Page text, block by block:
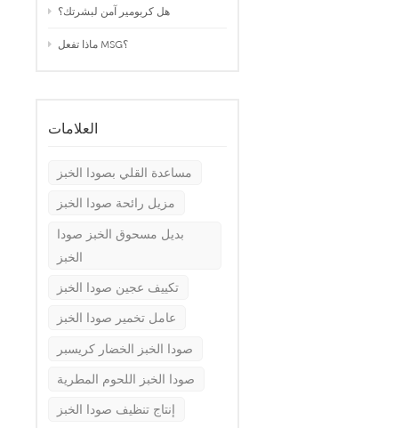
هل كربومير آمن لبشرتك؟
ماذا تفعل MSG؟
العلامات
مساعدة القلي بصودا الخبز
مزيل رائحة صودا الخبز
بديل مسحوق الخبز صودا
الخبز
تكييف عجين صودا الخبز
عامل تخمير صودا الخبز
صودا الخبز الخضار كريسبر
صودا الخبز اللحوم المطرية
إنتاج تنظيف صودا الخبز